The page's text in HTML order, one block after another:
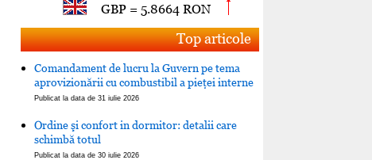
GBP = 5.8664 RON
Top articole
Comandament de lucru la Guvern pe tema
aprovizionării cu combustibil a pieţei interne
Publicat la data de 31 iulie 2026
Ordine şi confort in dormitor: detalii care
schimbă totul
Publicat la data de 30 iulie 2026